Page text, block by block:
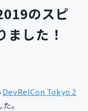
支援
コース
のスピ
ました！
DevRelCon Tokyo 2
。